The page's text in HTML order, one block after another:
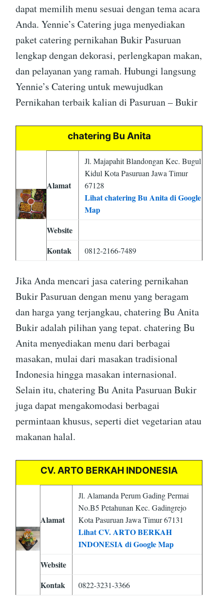
dapat memilih menu sesuai dengan tema acara
Anda. Yennie’s Catering juga menyediakan
paket catering pernikahan Bukir Pasuruan
lengkap dengan dekorasi, perlengkapan makan,
dan pelayanan yang ramah. Hubungi langsung
Yennie’s Catering untuk mewujudkan
Pernikahan terbaik kalian di Pasuruan – Bukir
chatering Bu Anita
Alamat
Jl. Majapahit Blandongan Kec. Bugul
Kidul Kota Pasuruan Jawa Timur
67128
Lihat chatering Bu Anita di Google
Map
Website
Kontak
0812-2166-7489
Jika Anda mencari jasa catering pernikahan
Bukir Pasuruan dengan menu yang beragam
dan harga yang terjangkau, chatering Bu Anita
Bukir adalah pilihan yang tepat. chatering Bu
Anita menyediakan menu dari berbagai
masakan, mulai dari masakan tradisional
Indonesia hingga masakan internasional.
Selain itu, chatering Bu Anita Pasuruan Bukir
juga dapat mengakomodasi berbagai
permintaan khusus, seperti diet vegetarian atau
makanan halal.
CV. ARTO BERKAH INDONESIA
Alamat
Jl. Alamanda Perum Gading Permai
No.B5 Petahunan Kec. Gadingrejo
Kota Pasuruan Jawa Timur 67131
Lihat CV. ARTO BERKAH
INDONESIA di Google Map
Website
Kontak
0822-3231-3366